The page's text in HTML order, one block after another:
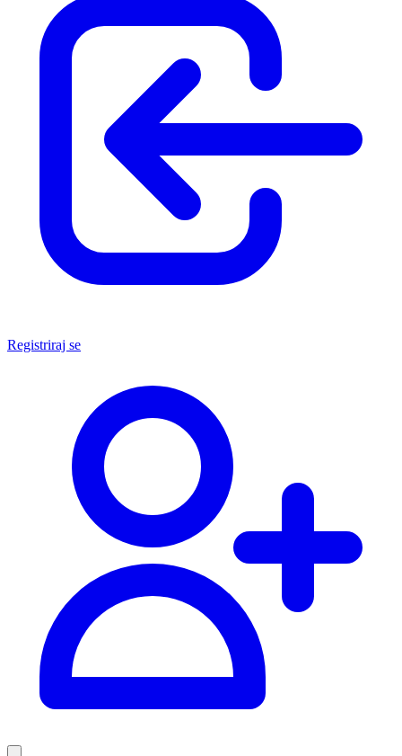
Registriraj se